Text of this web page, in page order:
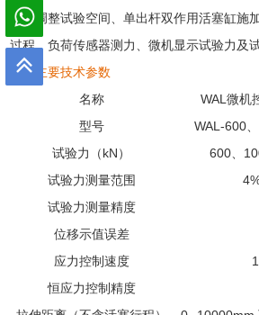
横梁调整试验空间、单出杆双作用活塞缸施
过程，负荷传感器测力、微机显示试验力及
二、主要技术参数
名称
WAL微机
型号
WAL-600
试验力（kN）
600、
试验力测量范围
试验力测量精度
位移示值误差
应力控制速度
恒应力控制精度